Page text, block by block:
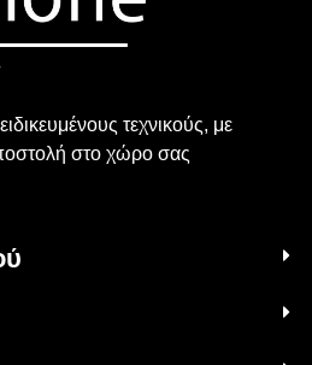
τεχνικούς, με
στο χώρο σας